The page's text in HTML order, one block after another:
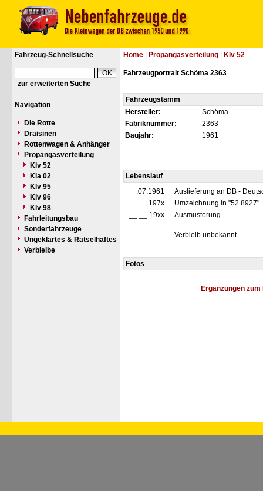
Fahrzeug-Schnellsuche
zur erweiterten Suche
Navigation
Die Rotte
Draisinen
Rottenwagen & Anhänger
Propangasverteilung
Klv 52
Kla 02
Klv 95
Klv 96
Klv 98
Fahrleitungsbau
Sonderfahrzeuge
Ungeklärtes & Rätselhaftes
Verbleibe
Home Propangasverteilung Klv 52
Fahrzeugportrait Schöma 2363
Fahrzeugstamm
Hersteller:
Schöma
Fabriknummer:
2363
Baujahr:
1961
Lebenslauf
__.07.1961
Auslieferung an DB -
__.__.197x
Umzeichnung in "52 8927"
__.__.19xx
Ausmusterung
Verbleib unbekannt
Fotos
Ergänzungen